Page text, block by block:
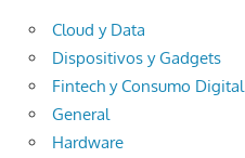
Cloud y Data
Dispositivos y Gadgets
Fintech y Consumo Digital
General
Hardware